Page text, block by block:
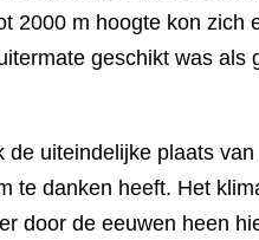
2000 m hoogte kon zich
geschikt was als
uiteindelijke plaats
te danken heeft. Het
door de eeuwen heen